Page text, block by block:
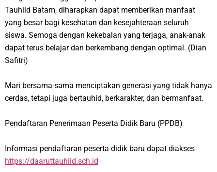
Tauhiid Batam, diharapkan dapat memberikan manfaat
yang besar bagi kesehatan dan kesejahteraan seluruh
siswa. Semoga dengan kekebalan yang terjaga, anak-anak
dapat terus belajar dan berkembang dengan optimal. (Dian
Safitri)
Mari bersama-sama menciptakan generasi yang tidak hanya
cerdas, tetapi juga bertauhid, berkarakter, dan bermanfaat.
Pendaftaran Penerimaan Peserta Didik Baru (PPDB)
Informasi pendaftaran peserta didik baru dapat diakses
https://daaruttauhiid.sch.id